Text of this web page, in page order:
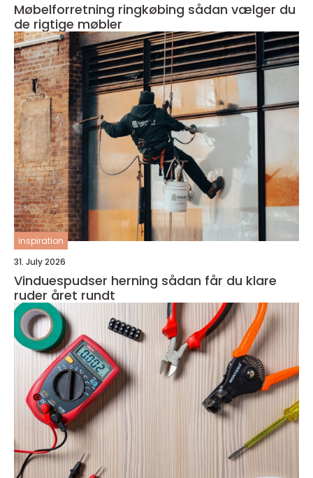
Møbelforretning ringkøbing sådan vælger du
de rigtige møbler
inspiration
31. July 2026
Vinduespudser herning sådan får du klare
ruder året rundt